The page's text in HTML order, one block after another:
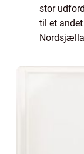
stor
til et
si...